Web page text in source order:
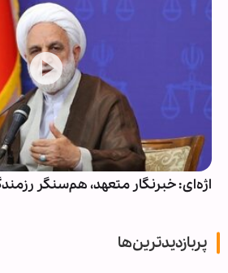
اژه‌ای: خبرنگار متعهد، هم‌سنگر
پربازدیدترین‌ها